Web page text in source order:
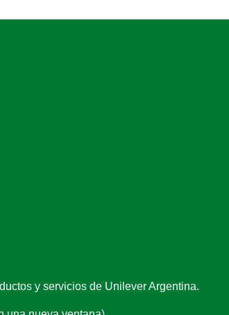
y servicios de Unilever Argentina.